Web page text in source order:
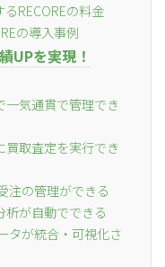
RECOREの料金
の導入事例
UPを実現！
気通貫で管理でき
取査定を実行でき
注の管理ができる
析が自動でできる
タが統合・可視化さ